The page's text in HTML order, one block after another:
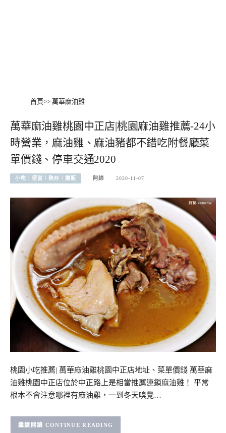
首頁>> 萬華麻油雞
萬華麻油雞桃園中正店|桃園麻油雞推薦-24小
時營業，麻油雞、麻油豬都不錯吃附餐廳菜
單價錢、停車交通2020
小吃︱便當︱熱炒︱攤販 阿綿 2020-11-07
桃園小吃推薦| 萬華麻油雞桃園中正店地址、菜單價錢 萬華麻
油雞桃園中正店位於中正路上是相當推薦連鎖麻油雞！ 平常
根本不會注意哪裡有麻油雞，一到冬天嗅覺…
CONTINUE READING